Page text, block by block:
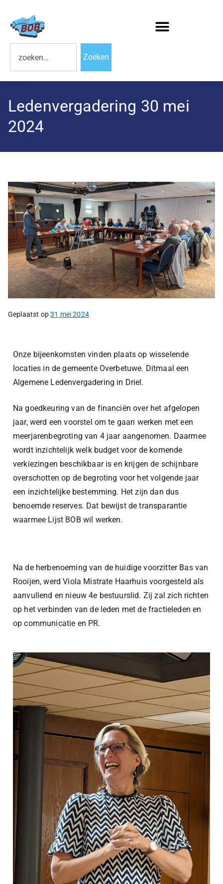
Zoeken
Ledenvergadering 30 mei
2024
Geplaatst op31 mei 2024
Onze bijeenkomsten vinden plaats op wisselende
locaties in de gemeente Overbetuwe. Ditmaal een
Algemene Ledenvergadering in Driel.
Na goedkeuring van de financiën over het afgelopen
jaar, werd een voorstel om te gaan werken met een
meerjarenbegroting van 4 jaar aangenomen. Daarmee
wordt inzichtelijk welk budget voor de komende
verkiezingen beschikbaar is en krijgen de schijnbare
overschotten op de begroting voor het volgende jaar
een inzichtelijke bestemming. Het zijn dan dus
benoemde reserves. Dat bewijst de transparantie
waarmee Lijst BOB wil werken.
Na de herbenoeming van de huidige voorzitter Bas van
Rooijen, werd Viola Mistrate Haarhuis voorgesteld als
aanvullend en nieuw 4e bestuurslid. Zij zal zich richten
op het verbinden van de leden met de fractieleden en
op communicatie en PR.